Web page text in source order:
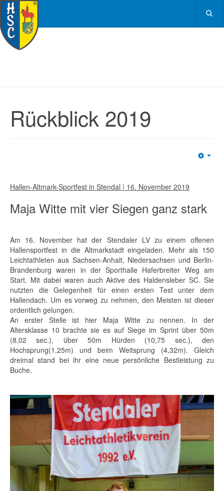
Rückblick 2019
Hallen-Altmark-Sportfest in Stendal | 16. November 2019
Maja Witte mit vier Siegen ganz stark
Am 16. November hat der Stendaler LV zu einem offenen
Hallensportfest in die Altmarkstadt eingeladen. Mehr als 150
Leichtathleten aus Sachsen-Anhalt, Niedersachsen und Berlin-
Brandenburg waren in der Sporthalle Haferbreiter Weg am
Start. Mit dabei waren auch Aktive des Haldensleber SC. Sie
nutzten die Gelegenheit für einen ersten Test unter dem
Hallendach. Um es vorweg zu nehmen, den Meisten ist dieser
ordentlich gelungen.
An erster Stelle ist hier Maja Witte zu nennen. In der
Altersklasse 10 brachte sie es auf Siege im Sprint über 50m
(8,02 sec.), über 50m Hürden (10,75 sec.), den
Hochsprung(1,25m) und beim Weitsprung (4,32m). Gleich
dreimal stand bei ihr eine neue persönliche Bestleistung zu
Buche.